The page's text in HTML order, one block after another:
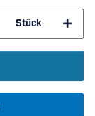
Stück